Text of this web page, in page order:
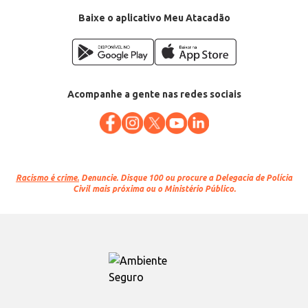
Baixe o aplicativo Meu Atacadão
Acompanhe a gente nas redes sociais
Racismo é crime. Denuncie. Disque 100 ou procure a Delegacia de Polícia
Civil mais próxima ou o Ministério Público.